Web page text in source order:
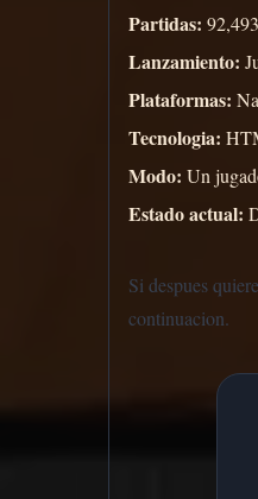
Partidas: 92,493
Lanzamiento:
Plataformas:
Tecnologia:
Modo: Un
Estado actual:
Si despues
continuacion.